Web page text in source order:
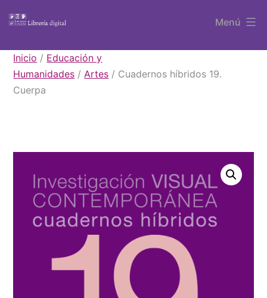
contenido
Libros
UAEM
Menú
Inicio / Educación y
Humanidades /Artes / Cuadernos híbridos 19.
Cuerpa